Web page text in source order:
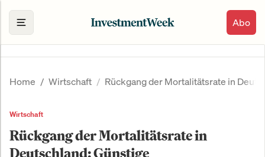
Abo
Home Wirtschaft Rückgang der Mortalitätsrate in
Wirtschaft
Rückgang der Mortalitätsrate in
Deutschland: Günstige